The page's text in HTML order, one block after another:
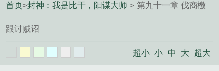
首页>封神：我是比干，阳谋大师 > 第九十一章 伐商檄
跟讨贼诏
超小 小 中 大 超大